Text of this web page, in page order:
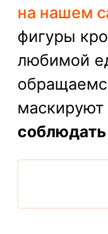
на нашем
фигуры
любимой
маскируют